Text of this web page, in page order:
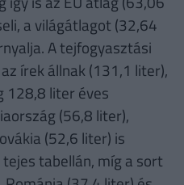
a világátlagot (32,64
A tejfogyasztási
írek állnak (131,1 liter),
128,8 liter éves
(56,8 liter),
(52,6 liter) is
tabellán, míg a sort